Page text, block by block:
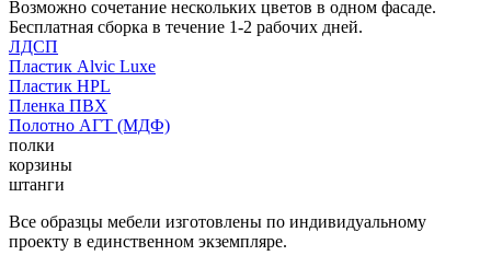
Возможно сочетание нескольких цветов в одном фасаде.
Бесплатная сборка в течение 1-2 рабочих дней.
ЛДСП
Пластик Alvic Luxe
Пластик HPL
Пленка ПВХ
Полотно АГТ (МДФ)
полки
корзины
штанги
Все образцы мебели изготовлены по индивидуальному
проекту в единственном экземпляре.